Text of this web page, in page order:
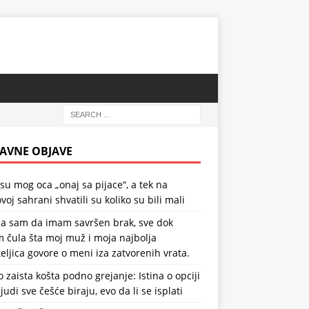
OBJAVE
mog oca „onaj sa pijace“, a tek na
sahrani shvatili su koliko su bili mali
sam da imam savršen brak, sve dok
čula šta moj muž i moja najbolja
govore o meni iza zatvorenih vrata.
zaista košta podno grejanje: Istina o opciji
sve češće biraju, evo da li se isplati